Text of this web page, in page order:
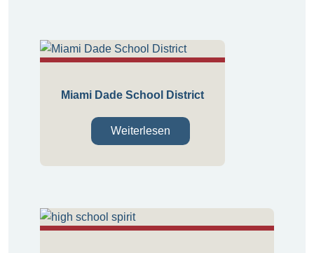
Miami Dade School District
Weiterlesen